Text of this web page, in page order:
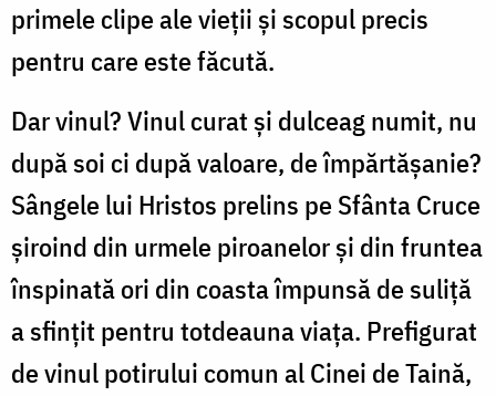
primele clipe ale vieții și scopul precis
pentru care este făcută.
Dar vinul? Vinul curat și dulceag numit, nu
după soi ci după valoare, de împărtășanie?
Sângele lui Hristos prelins pe Sfânta Cruce
șiroind din urmele piroanelor și din fruntea
înspinată ori din coasta împunsă de suliță
a sfințit pentru totdeauna viața. Prefigurat
de vinul potirului comun al Cinei de Taină,